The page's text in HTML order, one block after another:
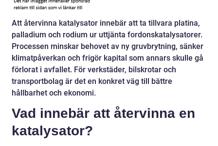
Att återvinna katalysator innebär att ta tillvara platina,
palladium och rodium ur uttjänta fordonskatalysatorer.
Processen minskar behovet av ny gruvbrytning, sänker
klimatpåverkan och frigör kapital som annars skulle gå
förlorat i avfallet. För verkstäder, bilskrotar och
transportbolag är det en konkret väg till bättre
hållbarhet och ekonomi.
Vad innebär att återvinna en
katalysator?